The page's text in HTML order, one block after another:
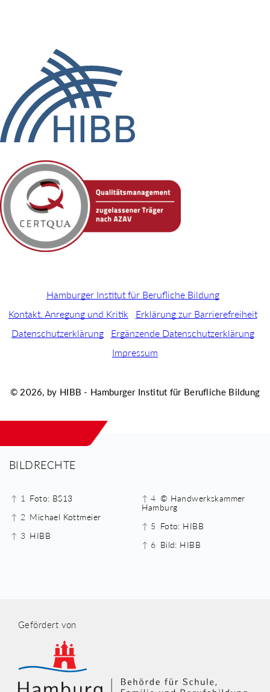
Hamburger Institut für Berufliche Bildung
Kontakt, Anregung und Kritik
Erklärung zur Barrierefreiheit
Datenschutzerklärung
Ergänzende Datenschutzerklärung
Impressum
© 2026, by HIBB - Hamburger Institut für Berufliche Bildung
BILDRECHTE
↑ 1
Foto: BS13
↑ 2 Michael Kottmeier
↑ 3 HIBB
↑ 4 © Handwerkskammer
Hamburg
↑ 5 Foto: HIBB
↑ 6 Bild: HIBB
Gefördert von